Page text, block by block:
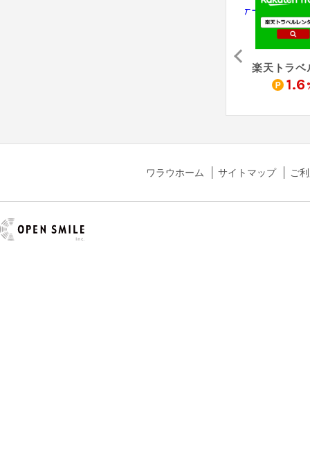
1.6
ワラウホーム サイトマップ ご